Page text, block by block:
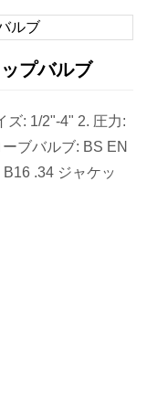
プバルブ
ズ: 1/2"-4" 2. 圧力:
ブバルブ: BS EN
.34 ジャケッ